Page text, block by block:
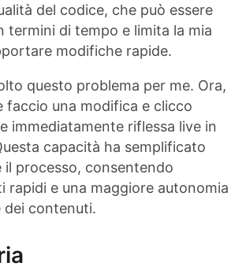
del codice, che può essere
termini di tempo e limita la mia
modifiche rapide.
questo problema per me. Ora,
faccio una modifica e clicco
immediatamente riflessa live in
capacità ha semplificato
processo, consentendo
rapidi e una maggiore autonomia
dei contenuti.